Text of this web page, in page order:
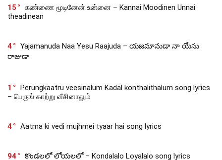
15
கண்ணை மூடினேன் உன்னை – Kannai Moodinen Unnai
theadinean
4
Yajamanuda Naa Yesu Raajuda – యజమానుడా నా యేసు
రాజుడా
1
Perungkaatru veesinalum Kadal konthalithalum song lyrics
– பெருங் காற்று வீசினாலும்
4 Aatma ki vedi mujhmei tyaar hai song lyrics
94 కొండలలో లోయలలో – Kondalalo Loyalalo song lyrics